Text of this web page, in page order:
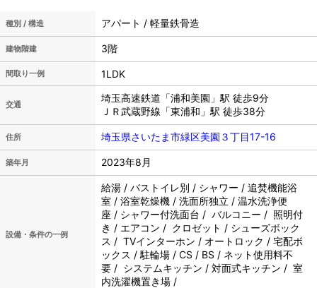
種別 / 構造 アパート / 軽量鉄骨造
建物階建 3階
間取り一例 1LDK
交通
埼玉高速鉄道「浦和美園」駅 徒歩9分
ＪＲ武蔵野線「東浦和」駅 徒歩38分
住所 埼玉県さいたま市緑区美園３丁目17-16
築年月 2023年8月
設備・条件の一例
給湯 / バストイレ別 / シャワー / 追焚機能浴
室 / 浴室乾燥機 / 洗面所独立 / 温水洗浄便
座 / シャワー付洗面台 / バルコニー / 照明付
き / エアコン / クロゼット / シューズボック
ス / TVインターホン / オートロック / 宅配ボ
ックス / 駐輪場 / CS / BS / ネット使用料不
要 / システムキッチン / 対面式キッチン / 室
内洗濯機置き場 /